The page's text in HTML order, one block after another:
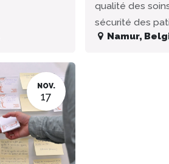
qualité des
sécurité des
Namur,
NOV.
17